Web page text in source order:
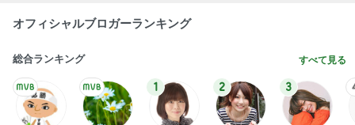
オフィシャルブロガーランキング
総合ランキング すべて見る
1 2 3